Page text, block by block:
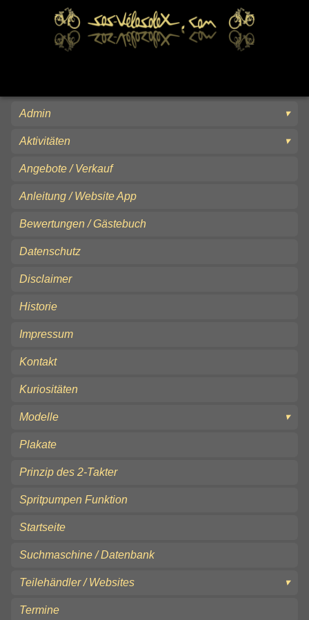
Admin
Aktivitäten
Angebote / Verkauf
Anleitung / Website App
Bewertungen / Gästebuch
Datenschutz
Disclaimer
Historie
Impressum
Kontakt
Kuriositäten
Modelle
Plakate
Prinzip des 2-Takter
Spritpumpen Funktion
Startseite
Suchmaschine / Datenbank
Teilehändler / Websites
Termine